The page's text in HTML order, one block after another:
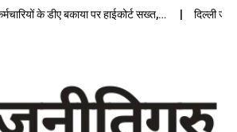
के डीए बकाया पर हाईकोर्ट सख्त,… दिल्ली जेलों